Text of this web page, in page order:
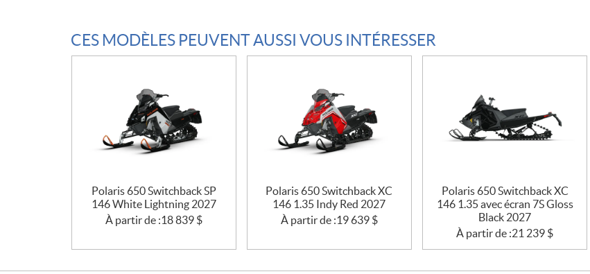
CES MODÈLES PEUVENT AUSSI VOUS INTÉRESSER
Polaris 650 Switchback SP
146 White Lightning 2027
À partir de :18 839 $
Polaris 650 Switchback XC
146 1.35 Indy Red 2027
À partir de :19 639 $
Polaris 650 Switchback XC
146 1.35 avec écran 7S Gloss
Black 2027
À partir de :21 239 $